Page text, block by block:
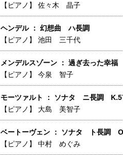
【ピアノ】佐々木 晶子
ヘンデル ： 幻想曲 ハ長調
【ピアノ】池田 三千代
メンデルスゾーン ： 過ぎ去った幸
【ピアノ】今泉 智子
モーツァルト ： ソナタ ニ長調
【ピアノ】 大島 美智子
ベートーヴェン ： ソナタ ト長調
【ピアノ】中村 めぐみ